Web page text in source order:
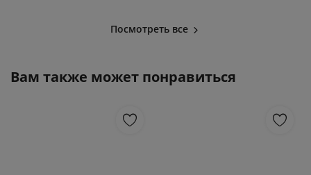
Посмотреть все
Вам также может понравиться